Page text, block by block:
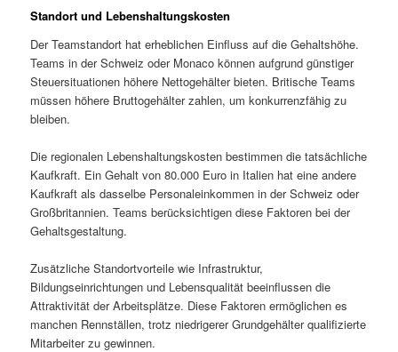
Standort und Lebenshaltungskosten
Der Teamstandort hat erheblichen Einfluss auf die Gehaltshöhe.
Teams in der Schweiz oder Monaco können aufgrund günstiger
Steuersituationen höhere Nettogehälter bieten. Britische Teams
müssen höhere Bruttogehälter zahlen, um konkurrenzfähig zu
bleiben.
Die regionalen Lebenshaltungskosten bestimmen die tatsächliche
Kaufkraft. Ein Gehalt von 80.000 Euro in Italien hat eine andere
Kaufkraft als dasselbe Personaleinkommen in der Schweiz oder
Großbritannien. Teams berücksichtigen diese Faktoren bei der
Gehaltsgestaltung.
Zusätzliche Standortvorteile wie Infrastruktur,
Bildungseinrichtungen und Lebensqualität beeinflussen die
Attraktivität der Arbeitsplätze. Diese Faktoren ermöglichen es
manchen Rennställen, trotz niedrigerer Grundgehälter qualifizierte
Mitarbeiter zu gewinnen.